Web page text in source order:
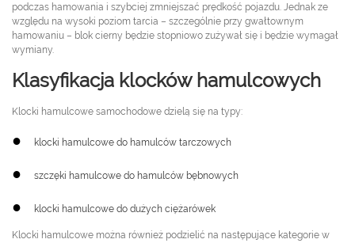
podczas hamowania i szybciej zmniejszać prędkość pojazdu. Jednak ze
względu na wysoki poziom tarcia – szczególnie przy gwałtownym
hamowaniu – blok cierny będzie stopniowo zużywał się i będzie wymagał
wymiany.
Klasyfikacja klocków hamulcowych
Klocki hamulcowe samochodowe dzielą się na typy:
● klocki hamulcowe do hamulców tarczowych
● szczęki hamulcowe do hamulców bębnowych
● klocki hamulcowe do dużych ciężarówek
Klocki hamulcowe można również podzielić na następujące kategorie w